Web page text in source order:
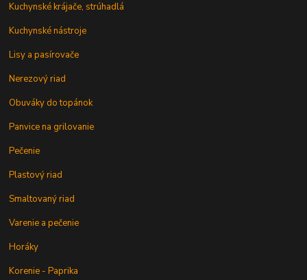
Kuchynské krájače, strúhadlá
Kuchynské nástroje
Lisy a pasírovače
Nerezový riad
Obuváky do topánok
Panvice na grilovanie
Pečenie
Plastový riad
Smaltovaný riad
Varenie a pečenie
Horáky
Korenie - Paprika